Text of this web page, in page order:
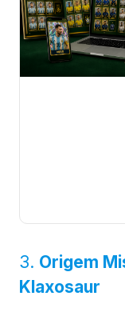
3. Origem
Klaxosaur